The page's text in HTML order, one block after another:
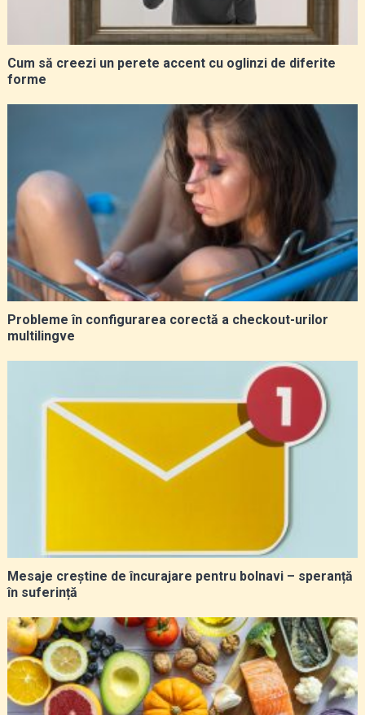
Cum să creezi un perete accent cu oglinzi de diferite
forme
Probleme în configurarea corectă a checkout-urilor
multilingve
Mesaje creștine de încurajare pentru bolnavi – speranță
în suferință